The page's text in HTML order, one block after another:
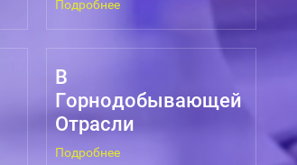
Подробнее
В
Горнодобывающей
Отрасли
Подробнее